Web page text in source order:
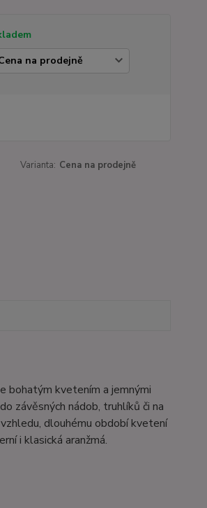
Varianta: Cena na prodejně
bohatým kvetením a jemnými
závěsných nádob, truhlíků či na
dlouhému období kvetení
i klasická aranžmá.